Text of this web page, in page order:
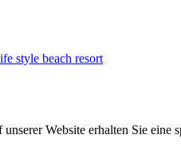
style beach resort
Website erhalten Sie eine